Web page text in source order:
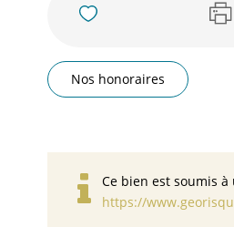
Nos honoraires
Ce bien est soumis à
https://